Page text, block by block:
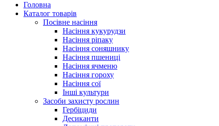
Головна
Каталог товарів
Посівне насіння
Насіння кукурудзи
Насіння ріпаку
Насіння соняшнику
Насіння пшениці
Насіння ячменю
Насіння гороху
Насіння сої
Інші культури
Засоби захисту рослин
Гербіциди
Десиканти